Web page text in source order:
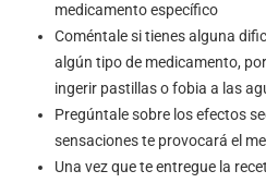
medicamento específico
Coméntale si tienes alguna
algún tipo de medicamento,
ingerir pastillas o fobia a las
Pregúntale sobre los efectos
sensaciones te provocará el
Una vez que te entregue la